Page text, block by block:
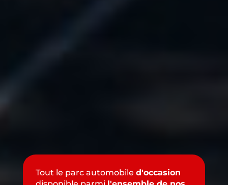
Tout le parc automobile d'occasion